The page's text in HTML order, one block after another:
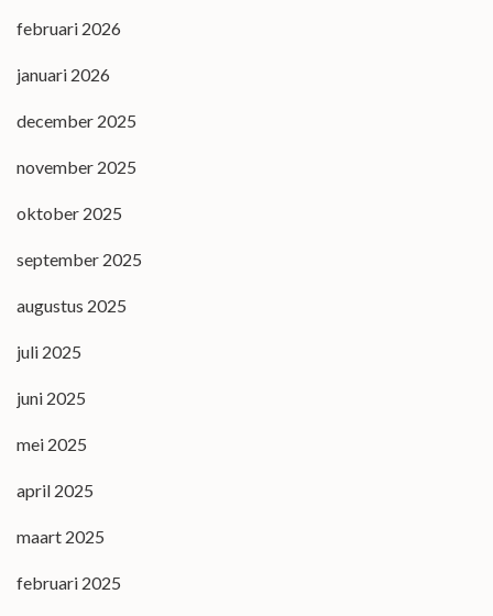
februari 2026
januari 2026
december 2025
november 2025
oktober 2025
september 2025
augustus 2025
juli 2025
juni 2025
mei 2025
april 2025
maart 2025
februari 2025